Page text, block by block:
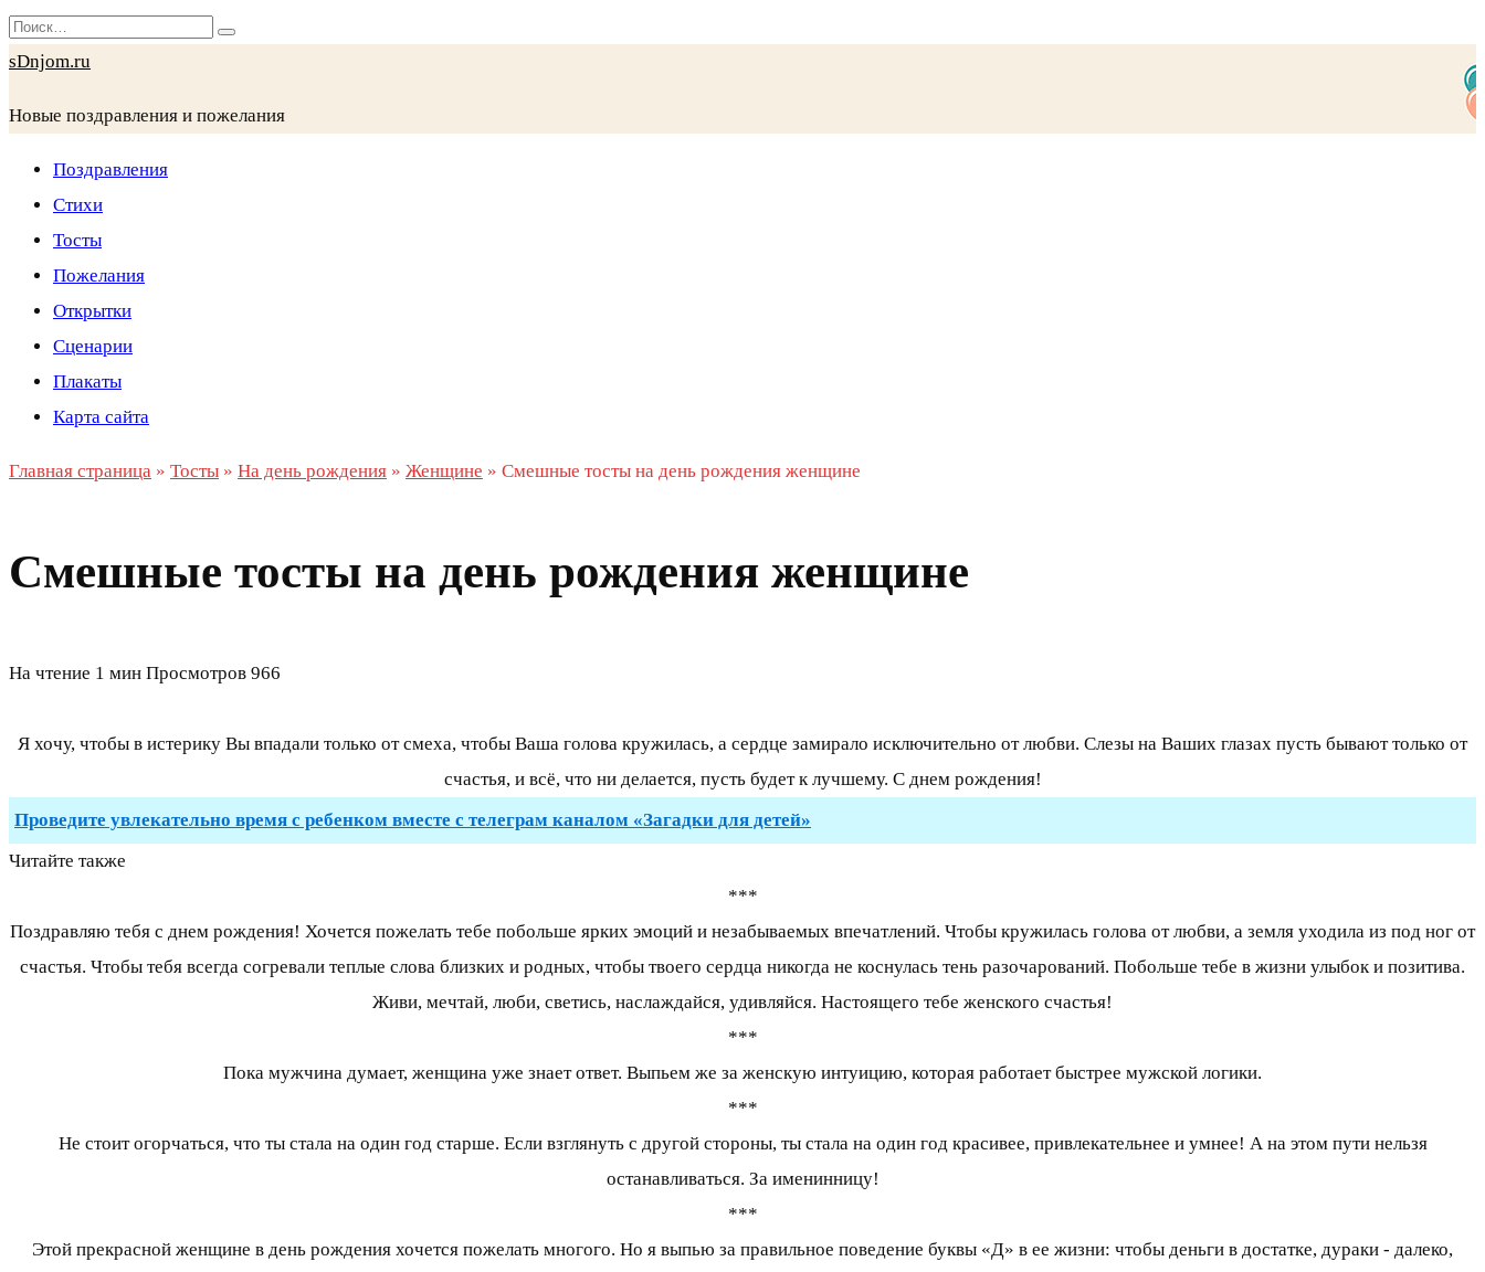
Перейти
к
Search
for:
sDnjom.ru
Новые поздравления и пожелания
Поздравления
Стихи
Тосты
Пожелания
Открытки
Сценарии
Плакаты
Карта сайта
Главная страница » Тосты » На день рождения » Женщине » Смешные тосты на день рождения женщине
Смешные тосты на день рождения женщине
На чтение 1 мин Просмотров 966
Я хочу, чтобы в истерику Вы впадали только от смеха, чтобы Ваша голова кружилась, а сердце замирало исключительно от любви. Слезы на Ваших глазах пусть бывают только от
счастья, и всё, что ни делается, пусть будет к лучшему. С днем рождения!
Проведите увлекательно время с ребенком вместе с телеграм каналом «Загадки для детей»
Читайте также
***
Поздравляю тебя с днем рождения! Хочется пожелать тебе побольше ярких эмоций и незабываемых впечатлений. Чтобы кружилась голова от любви, а земля уходила из под ног от
счастья. Чтобы тебя всегда согревали теплые слова близких и родных, чтобы твоего сердца никогда не коснулась тень разочарований. Побольше тебе в жизни улыбок и позитива.
Живи, мечтай, люби, светись, наслаждайся, удивляйся. Настоящего тебе женского счастья!
***
Пока мужчина думает, женщина уже знает ответ. Выпьем же за женскую интуицию, которая работает быстрее мужской логики.
***
Не стоит огорчаться, что ты стала на один год старше. Если взглянуть с другой стороны, ты стала на один год красивее, привлекательнее и умнее! А на этом пути нельзя
останавливаться. За именинницу!
***
Этой прекрасной женщине в день рождения хочется пожелать многого. Но я выпью за правильное поведение буквы «Д» в ее жизни: чтобы деньги в достатке, дураки - далеко,